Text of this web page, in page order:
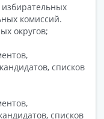
комиссий.
округов;
списков
списков